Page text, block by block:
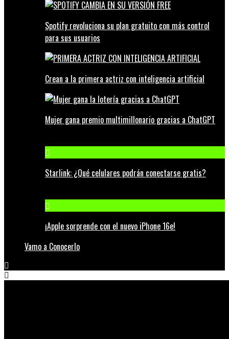
Spotify revoluciona su plan gratuito con más control
para sus usuarios
Crean a la primera actriz con inteligencia artificial
Mujer gana premio multimillonario gracias a ChatGPT
Starlink: ¿Qué celulares podrán conectarse gratis?
¡Apple sorprende con el nuevo iPhone 16e!
Vamo a Conocerlo